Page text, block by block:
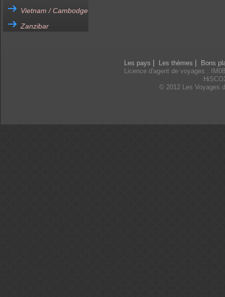
Vietnam / Cambodge
Zanzibar
Les pays Les thèmes
Bons
Licence d'agent de voyages :
© 2012 Les Voyages